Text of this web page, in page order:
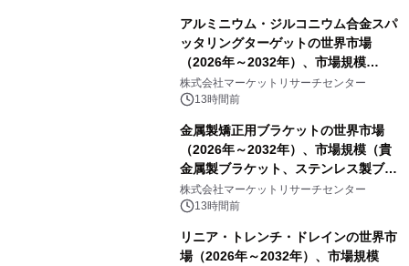
アルミニウム・ジルコニウム合金スパ
ッタリングターゲットの世界市場
（2026年～2032年）、市場規模
（0.995、0.999、その他）・分析レポ
ートを発表
株式会社マーケットリサーチセンター
13時間前
金属製矯正用ブラケットの世界市場
（2026年～2032年）、市場規模（貴
金属製ブラケット、ステンレス製ブラ
ケット、純チタン製ブラケット）・分
析レポートを発表
株式会社マーケットリサーチセンター
13時間前
リニア・トレンチ・ドレインの世界市
場（2026年～2032年）、市場規模